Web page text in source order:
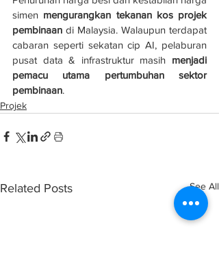
simen mengurangkan tekanan kos projek
pembinaan di Malaysia. Walaupun terdapat
cabaran seperti sekatan cip AI, pelaburan
pusat data & infrastruktur masih menjadi
pemacu utama pertumbuhan sektor
pembinaan.
Projek
Related Posts See All